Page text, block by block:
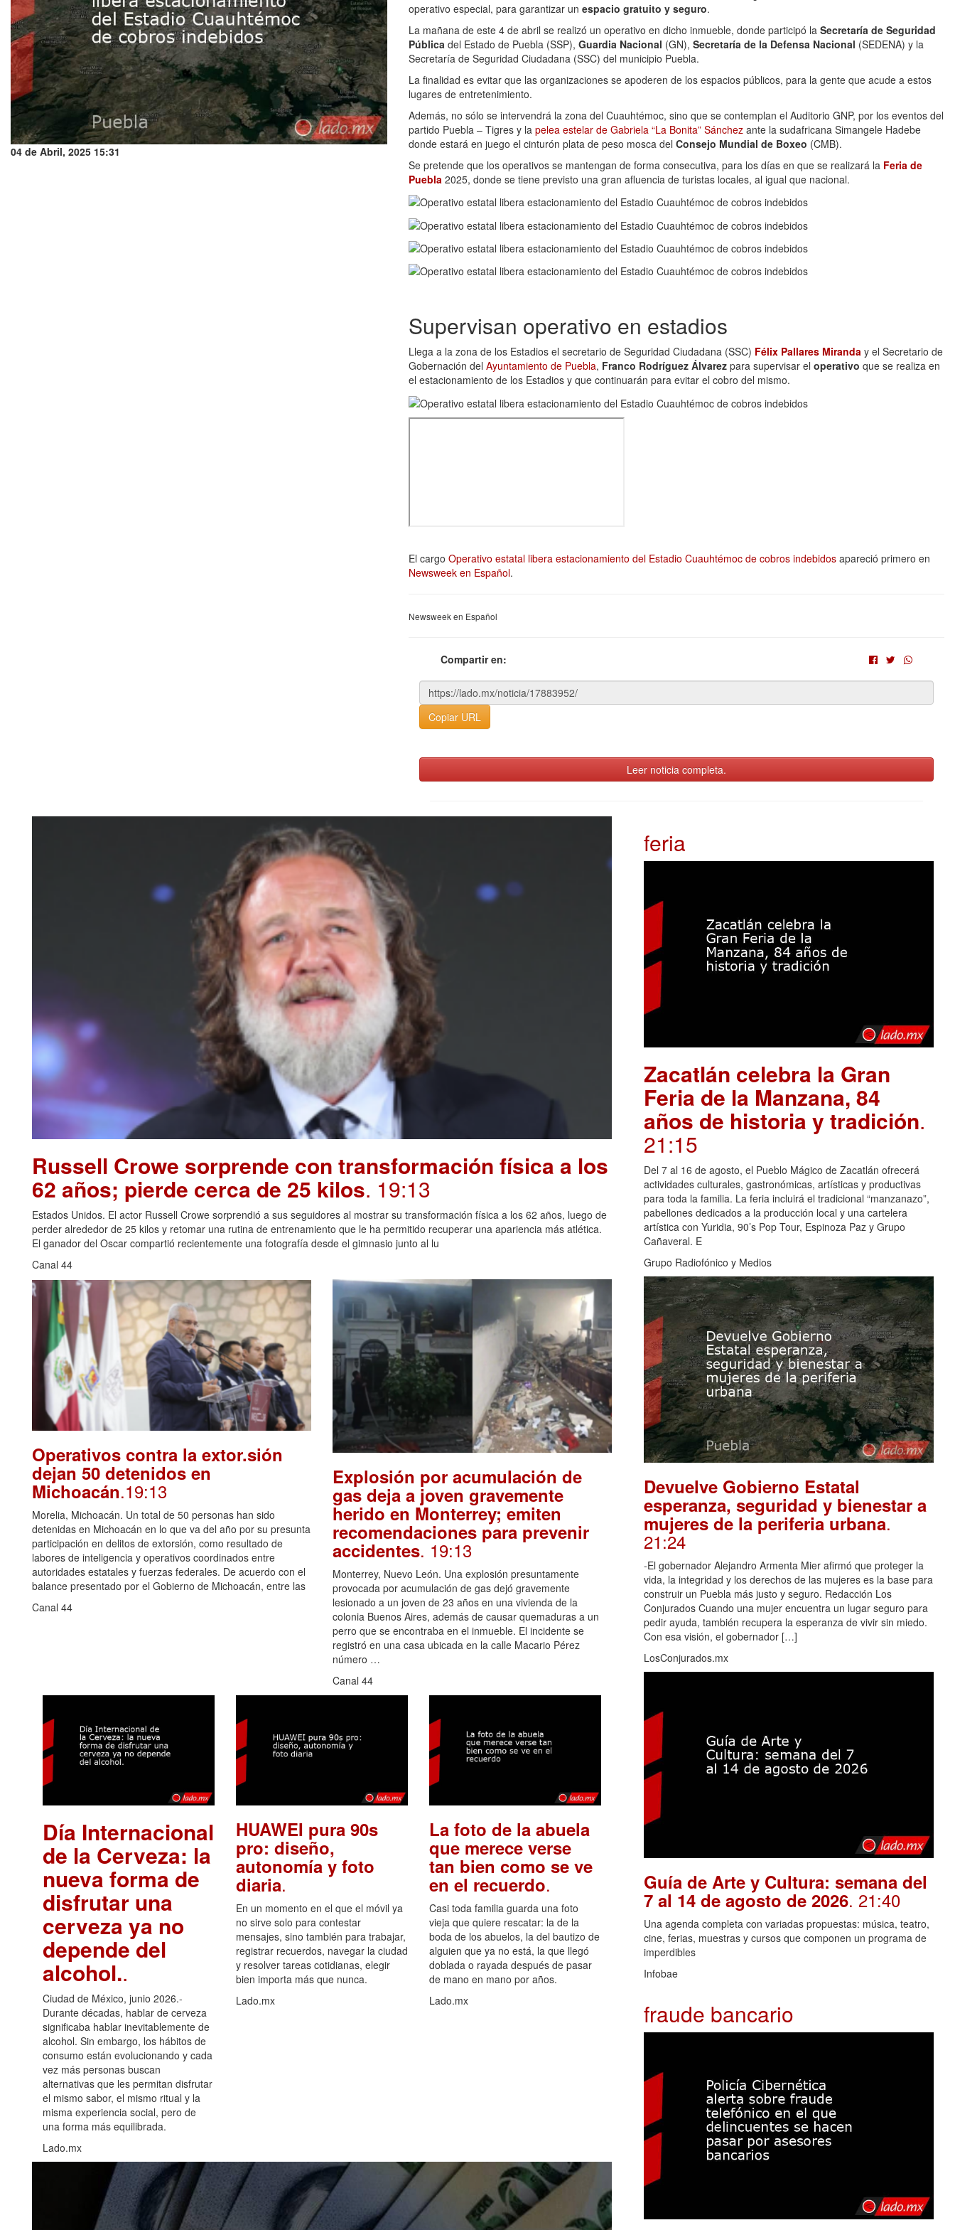
04 de Abril, 2025 15:31
operativo especial, para garantizar un espacio gratuito y seguro.
La mañana de este 4 de abril se realizó un operativo en dicho inmueble, donde participó la Secretaría de Seguridad
Pública del Estado de Puebla (SSP), Guardia Nacional (GN), Secretaría de la Defensa Nacional (SEDENA) y la
Secretaría de Seguridad Ciudadana (SSC) del municipio Puebla.
La finalidad es evitar que las organizaciones se apoderen de los espacios públicos, para la gente que acude a estos
lugares de entretenimiento.
Además, no sólo se intervendrá la zona del Cuauhtémoc, sino que se contemplan el Auditorio GNP, por los eventos del
partido Puebla – Tigres y la pelea estelar de Gabriela “La Bonita” Sánchez ante la sudafricana Simangele Hadebe
donde estará en juego el cinturón plata de peso mosca del Consejo Mundial de Boxeo (CMB).
Se pretende que los operativos se mantengan de forma consecutiva, para los días en que se realizará la Feria de
Puebla 2025, donde se tiene previsto una gran afluencia de turistas locales, al igual que nacional.
Supervisan operativo en estadios
Llega a la zona de los Estadios el secretario de Seguridad Ciudadana (SSC) Félix Pallares Miranda y el Secretario de
Gobernación del Ayuntamiento de Puebla, Franco Rodríguez Álvarez para supervisar el operativo que se realiza en
el estacionamiento de los Estadios y que continuarán para evitar el cobro del mismo.
El cargo Operativo estatal libera estacionamiento del Estadio Cuauhtémoc de cobros indebidos apareció primero en
Newsweek en Español.
Newsweek en Español
Compartir en:
Copiar URL
Leer noticia completa.
Russell Crowe sorprende con transformación física a los
62 años; pierde cerca de 25 kilos. 19:13
Estados Unidos. El actor Russell Crowe sorprendió a sus seguidores al mostrar su transformación física a los 62 años, luego de
perder alrededor de 25 kilos y retomar una rutina de entrenamiento que le ha permitido recuperar una apariencia más atlética.
El ganador del Oscar compartió recientemente una fotografía desde el gimnasio junto al lu
Canal 44
Operativos contra la extor.sión
dejan 50 detenidos en
Michoacán.19:13
Morelia, Michoacán. Un total de 50 personas han sido
detenidas en Michoacán en lo que va del año por su presunta
participación en delitos de extorsión, como resultado de
labores de inteligencia y operativos coordinados entre
autoridades estatales y fuerzas federales. De acuerdo con el
balance presentado por el Gobierno de Michoacán, entre las
Canal 44
Explosión por acumulación de
gas deja a joven gravemente
herido en Monterrey; emiten
recomendaciones para prevenir
accidentes. 19:13
Monterrey, Nuevo León. Una explosión presuntamente
provocada por acumulación de gas dejó gravemente
lesionado a un joven de 23 años en una vivienda de la
colonia Buenos Aires, además de causar quemaduras a un
perro que se encontraba en el inmueble. El incidente se
registró en una casa ubicada en la calle Macario Pérez
número …
Canal 44
Día Internacional
de la Cerveza: la
nueva forma de
disfrutar una
cerveza ya no
depende del
alcohol..
Ciudad de México, junio 2026.-
Durante décadas, hablar de cerveza
significaba hablar inevitablemente de
alcohol. Sin embargo, los hábitos de
consumo están evolucionando y cada
vez más personas buscan
alternativas que les permitan disfrutar
el mismo sabor, el mismo ritual y la
misma experiencia social, pero de
una forma más equilibrada.
Lado.mx
HUAWEI pura 90s
pro: diseño,
autonomía y foto
diaria.
En un momento en el que el móvil ya
no sirve solo para contestar
mensajes, sino también para trabajar,
registrar recuerdos, navegar la ciudad
y resolver tareas cotidianas, elegir
bien importa más que nunca.
Lado.mx
La foto de la abuela
que merece verse
tan bien como se ve
en el recuerdo.
Casi toda familia guarda una foto
vieja que quiere rescatar: la de la
boda de los abuelos, la del bautizo de
alguien que ya no está, la que llegó
doblada o rayada después de pasar
de mano en mano por años.
Lado.mx
feria
Zacatlán celebra la Gran
Feria de la Manzana, 84
años de historia y tradición.
21:15
Del 7 al 16 de agosto, el Pueblo Mágico de Zacatlán ofrecerá
actividades culturales, gastronómicas, artísticas y productivas
para toda la familia. La feria incluirá el tradicional “manzanazo”,
pabellones dedicados a la producción local y una cartelera
artística con Yuridia, 90’s Pop Tour, Espinoza Paz y Grupo
Cañaveral. E
Grupo Radiofónico y Medios
Devuelve Gobierno Estatal
esperanza, seguridad y bienestar a
mujeres de la periferia urbana.
21:24
-El gobernador Alejandro Armenta Mier afirmó que proteger la
vida, la integridad y los derechos de las mujeres es la base para
construir un Puebla más justo y seguro. Redacción Los
Conjurados Cuando una mujer encuentra un lugar seguro para
pedir ayuda, también recupera la esperanza de vivir sin miedo.
Con esa visión, el gobernador […]
LosConjurados.mx
Guía de Arte y Cultura: semana del
7 al 14 de agosto de 2026. 21:40
Una agenda completa con variadas propuestas: música, teatro,
cine, ferias, muestras y cursos que componen un programa de
imperdibles
Infobae
fraude bancario